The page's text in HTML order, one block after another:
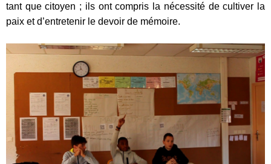
tant que citoyen ; ils ont compris la nécessité de cultiver la
paix et d’entretenir le devoir de mémoire.